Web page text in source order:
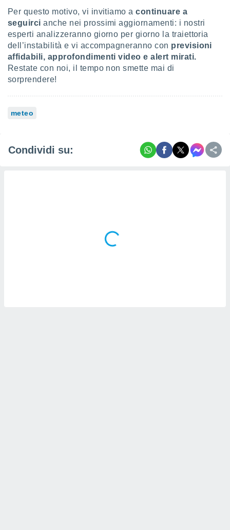
Per questo motivo, vi invitiamo acontinuare a
seguirci anche nei prossimi aggiornamenti: i nostri
esperti analizzeranno giorno per giorno la traiettoria
dell’instabilità e vi accompagneranno con previsioni
affidabili, approfondimenti video e alert mirati.
Restate con noi, il tempo non smette mai di
sorprendere!
meteo
Condividi su: